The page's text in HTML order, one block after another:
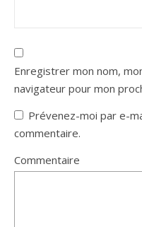
Enregistrer mon nom,
navigateur pour mon
Prévenez-moi par e-
commentaire.
Commentaire